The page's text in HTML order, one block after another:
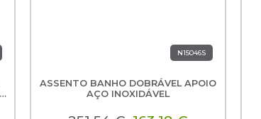
N15046S
ASSENTO BANHO DOBRÁVEL APOIO
AÇO INOXIDÁVEL